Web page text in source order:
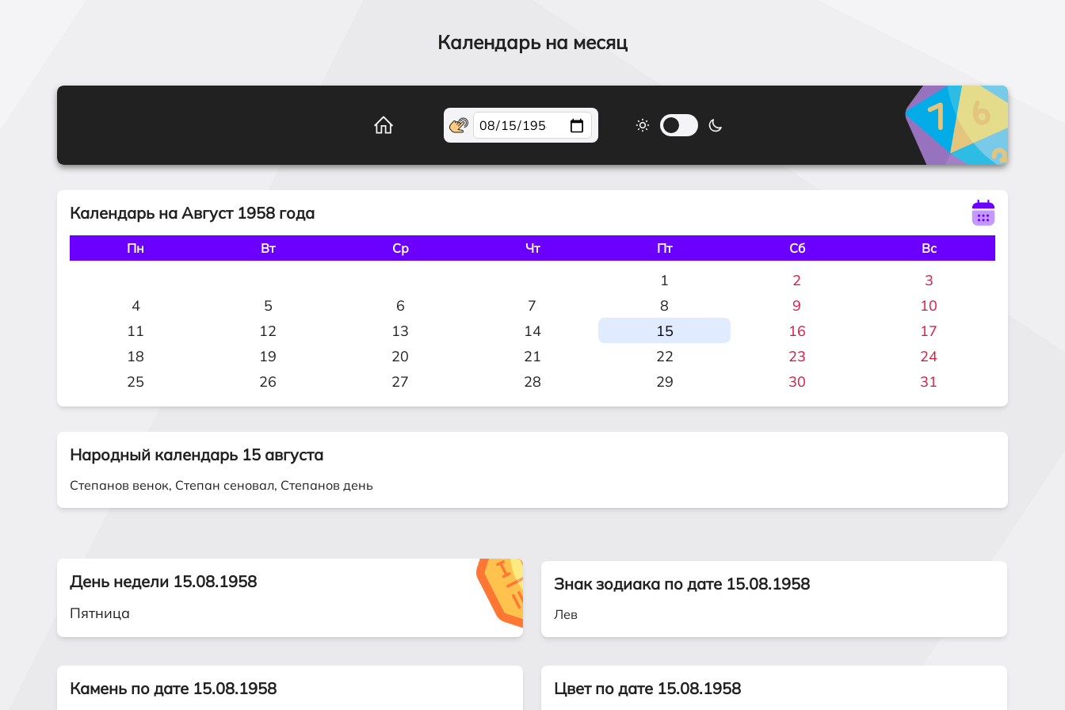
Календарь на месяц
Календарь на Август 1958 года
Пн Вт Ср Чт Пт Сб Вс
1 2
3
4
5 6 7 8 9
10
11
12 13 14 15 16
17
18
19 20 21 22 23
24
25
26 27 28 29 30 31
Народный календарь 15 августа
Степанов венок, Степан сеновал, Степанов день
День недели 15.08.1958
Пятница
Знак зодиака по дате 15.08.1958
Лев
Камень по дате 15.08.1958 Цвет по дате 15.08.1958